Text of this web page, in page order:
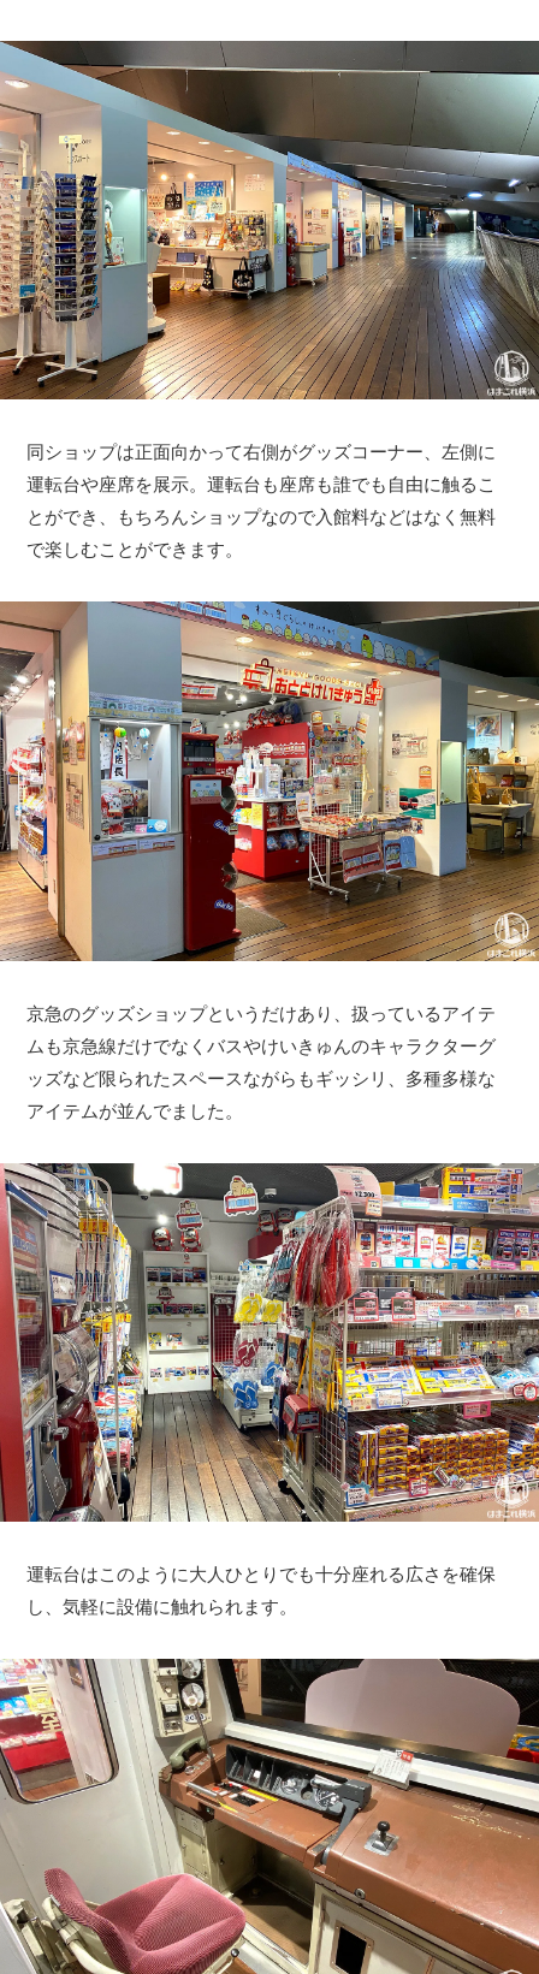
同ショップは正面向かって右側がグッズコーナー、左側に
運転台や座席を展示。運転台も座席も誰でも自由に触るこ
とができ、もちろんショップなので入館料などはなく無料
で楽しむことができます。
京急のグッズショップというだけあり、扱っているアイテ
ムも京急線だけでなくバスやけいきゅんのキャラクターグ
ッズなど限られたスペースながらもギッシリ、多種多様な
アイテムが並んでました。
運転台はこのように大人ひとりでも十分座れる広さを確保
し、気軽に設備に触れられます。